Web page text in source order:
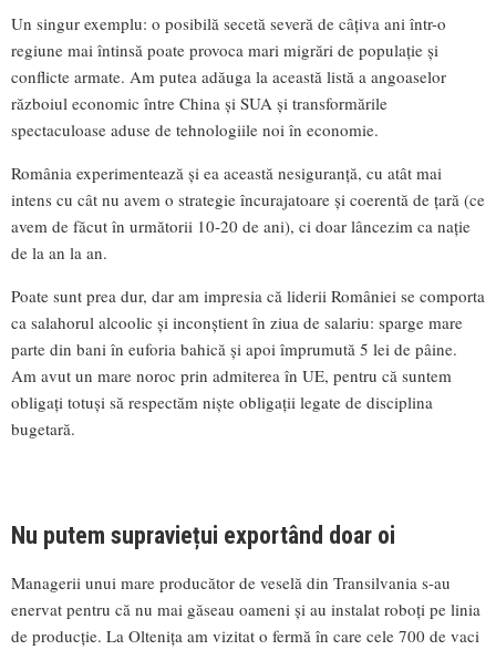
Un singur exemplu: o posibilă secetă severă de câțiva ani într-o
regiune mai întinsă poate provoca mari migrări de populație și
conflicte armate. Am putea adăuga la această listă a angoaselor
războiul economic între China și SUA și transformările
spectaculoase aduse de tehnologiile noi în economie.
România experimentează și ea această nesiguranță, cu atât mai
intens cu cât nu avem o strategie încurajatoare și coerentă de țară (ce
avem de făcut în următorii 10-20 de ani), ci doar lâncezim ca nație
de la an la an.
Poate sunt prea dur, dar am impresia că liderii României se comporta
ca salahorul alcoolic și inconștient în ziua de salariu: sparge mare
parte din bani în euforia bahică și apoi împrumută 5 lei de pâine.
Am avut un mare noroc prin admiterea în UE, pentru că suntem
obligați totuși să respectăm niște obligații legate de disciplina
bugetară.
Nu putem supraviețui exportând doar oi
Managerii unui mare producător de veselă din Transilvania s-au
enervat pentru că nu mai găseau oameni și au instalat roboți pe linia
de producție. La Oltenița am vizitat o fermă în care cele 700 de vaci